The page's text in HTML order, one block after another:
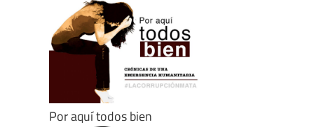
Por aquí todos bien